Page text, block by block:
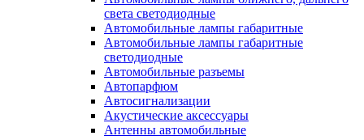
света светодиодные
Автомобильные лампы габаритные
Автомобильные лампы габаритные
светодиодные
Автомобильные разъемы
Автопарфюм
Автосигнализации
Акустические аксессуары
Антенны автомобильные